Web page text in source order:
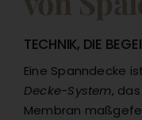
TECHNIK, DIE
Eine Spanndecke
Decke-System,
Membran